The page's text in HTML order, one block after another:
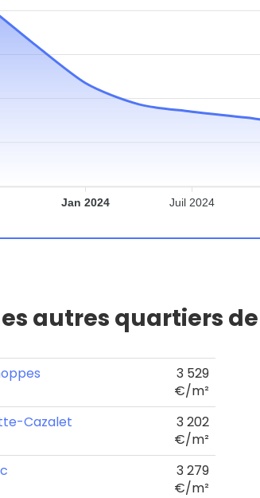
Jan 2024 Juil 2024
autres quartiers de
3 529
€/m²
Cazalet
3 202
€/m²
3 279
€/m²